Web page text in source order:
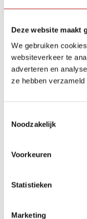
Deze website maakt
We gebruiken
websiteverkeer te
adverteren en
ze hebben
Noodzakelijk
Voorkeuren
Statistieken
Marketing